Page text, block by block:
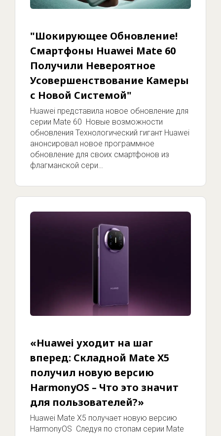
"Шокирующее Обновление!
Смартфоны Huawei Mate 60
Получили Невероятное
Усовершенствование Камеры
с Новой Системой"
Huawei представила новое обновление для
серии Mate 60 Новые возможности
обновления Технологический гигант Huawei
анонсировал новое программное
обновление для своих смартфонов из
флагманской сери…
«Huawei уходит на шаг
вперед: Складной Mate X5
получил новую версию
HarmonyOS – Что это значит
для пользователей?»
Huawei Mate X5 получает новую версию
HarmonyOS Следуя по стопам серии Mate